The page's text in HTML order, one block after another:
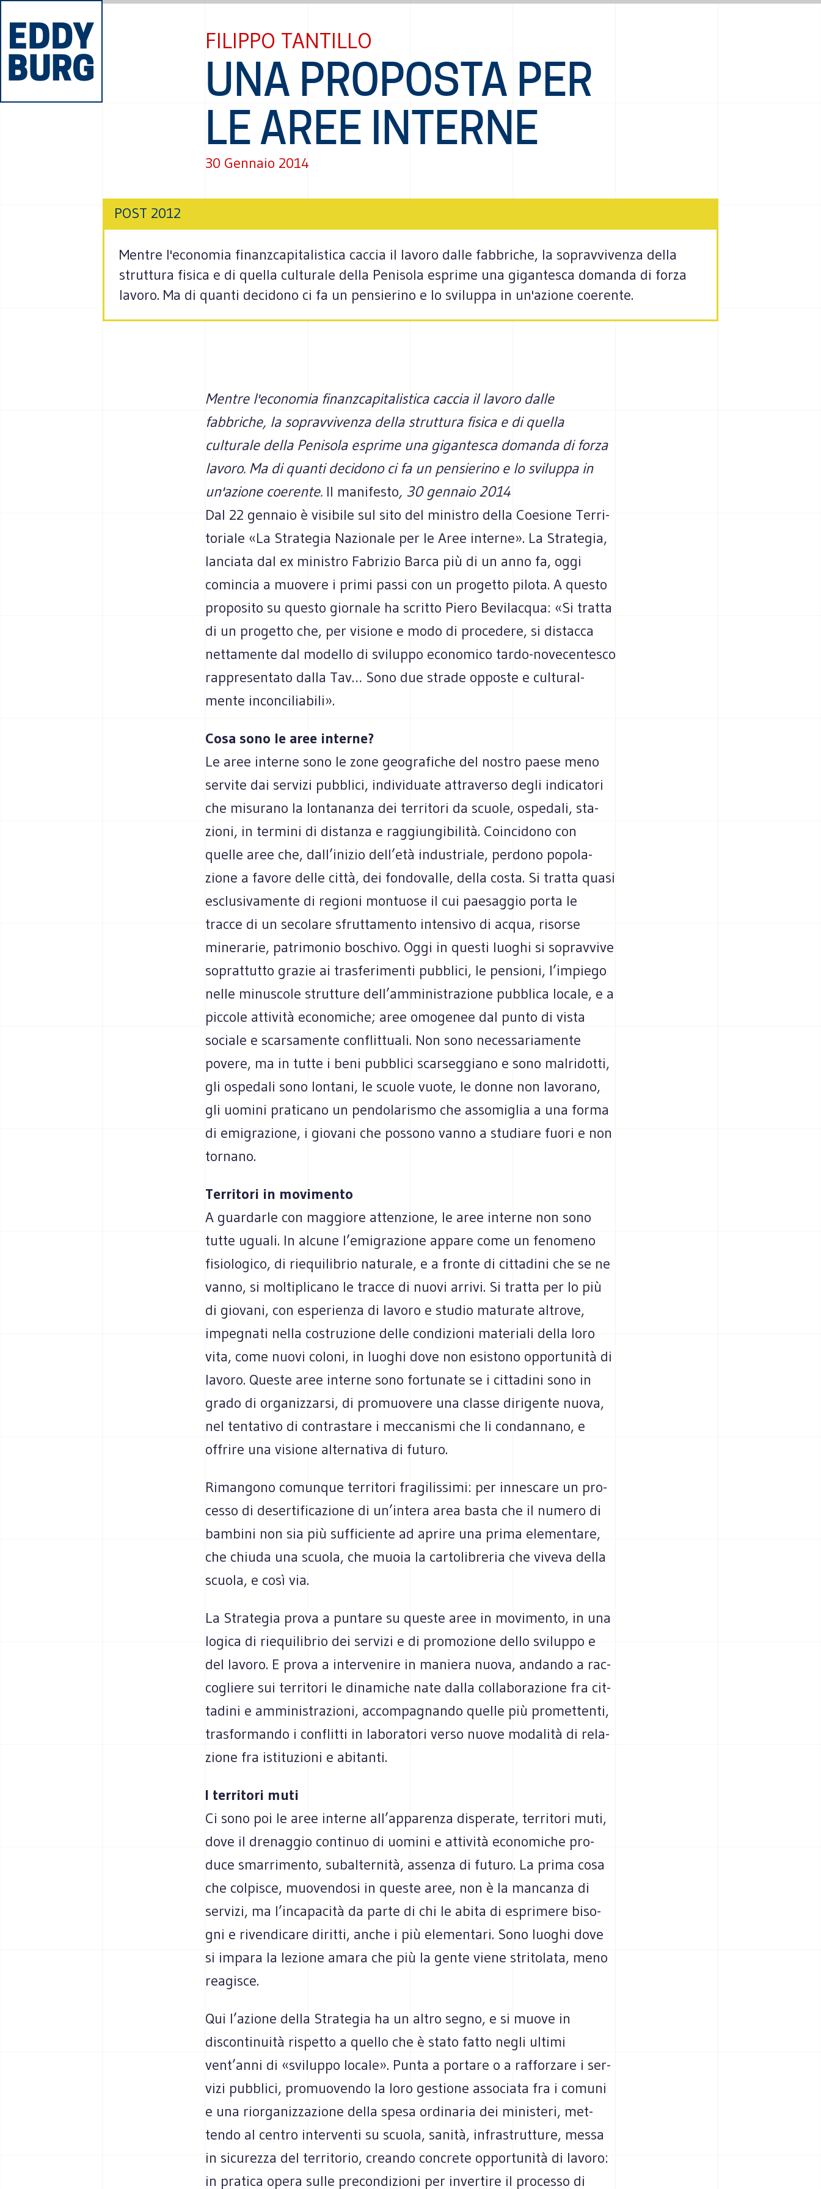
FILIPPO TANTILLO
UNA PROPOSTA PER
LE AREE INTERNE
30 Gennaio 2014
POST 2012
Mentre l'economia finanzcapitalistica caccia il lavoro dalle fabbriche, la sopravvivenza della
struttura fisica e di quella culturale della Penisola esprime una gigantesca domanda di forza
lavoro. Ma di quanti decidono ci fa un pensierino e lo sviluppa in un'azione coerente.
Mentre l'economia finanzcapitalistica caccia il lavoro dalle
fabbriche, la sopravvivenza della struttura fisica e di quella
culturale della Penisola esprime una gigantesca domanda di forza
lavoro. Ma di quanti decidono ci fa un pensierino e lo sviluppa in
un'azione coerente. Il manifesto, 30 gennaio 2014
Dal 22 gen­naio è visi­bile sul sito del mini­stro della Coe­sione Ter­ri­
to­riale «La Stra­te­gia Nazio­nale per le Aree interne». La Stra­te­gia,
lan­ciata dal ex mini­stro Fabri­zio Barca più di un anno fa, oggi
comin­cia a muo­vere i primi passi con un pro­getto pilota. A que­sto
pro­po­sito su que­sto gior­nale ha scritto Piero Bevi­lac­qua: «Si tratta
di un pro­getto che, per visione e modo di pro­ce­dere, si distacca
net­ta­mente dal modello di svi­luppo eco­no­mico tardo-novecentesco
rap­pre­sen­tato dalla Tav… Sono due strade oppo­ste e cul­tu­ral­
mente inconciliabili».
Cosa sono le aree interne?
Le aree interne sono le zone geo­gra­fi­che del nostro paese meno
ser­vite dai ser­vizi pub­blici, indi­vi­duate attra­verso degli indi­ca­tori
che misu­rano la lon­ta­nanza dei ter­ri­tori da scuole, ospe­dali, sta­
zioni, in ter­mini di distanza e rag­giun­gi­bi­lità. Coin­ci­dono con
quelle aree che, dall’inizio dell’età indu­striale, per­dono popo­la­
zione a favore delle città, dei fon­do­valle, della costa. Si tratta quasi
esclu­si­va­mente di regioni mon­tuose il cui pae­sag­gio porta le
tracce di un seco­lare sfrut­ta­mento inten­sivo di acqua, risorse
mine­ra­rie, patri­mo­nio boschivo. Oggi in que­sti luo­ghi si soprav­vive
soprat­tutto gra­zie ai tra­sfe­ri­menti pub­blici, le pen­sioni, l’impiego
nelle minu­scole strut­ture dell’amministrazione pub­blica locale, e a
pic­cole atti­vità eco­no­mi­che; aree omo­ge­nee dal punto di vista
sociale e scar­sa­mente con­flit­tuali. Non sono neces­sa­ria­mente
povere, ma in tutte i beni pub­blici scar­seg­giano e sono mal­ri­dotti,
gli ospe­dali sono lon­tani, le scuole vuote, le donne non lavo­rano,
gli uomini pra­ti­cano un pen­do­la­ri­smo che asso­mi­glia a una forma
di emi­gra­zione, i gio­vani che pos­sono vanno a stu­diare fuori e non
tornano.
Ter­ri­tori in movimento
A guar­darle con mag­giore atten­zione, le aree interne non sono
tutte uguali. In alcune l’emigrazione appare come un feno­meno
fisio­lo­gico, di rie­qui­li­brio natu­rale, e a fronte di cit­ta­dini che se ne
vanno, si mol­ti­pli­cano le tracce di nuovi arrivi. Si tratta per lo più
di gio­vani, con espe­rienza di lavoro e stu­dio matu­rate altrove,
impe­gnati nella costru­zione delle con­di­zioni mate­riali della loro
vita, come nuovi coloni, in luo­ghi dove non esi­stono oppor­tu­nità di
lavoro. Que­ste aree interne sono for­tu­nate se i cit­ta­dini sono in
grado di orga­niz­zarsi, di pro­muo­vere una classe diri­gente nuova,
nel ten­ta­tivo di con­tra­stare i mec­ca­ni­smi che li con­dan­nano, e
offrire una visione alter­na­tiva di futuro.
Riman­gono comun­que ter­ri­tori fra­gi­lis­simi: per inne­scare un pro­
cesso di deser­ti­fi­ca­zione di un’intera area basta che il numero di
bam­bini non sia più suf­fi­ciente ad aprire una prima elementare,
che chiuda una scuola, che muoia la car­to­li­bre­ria che viveva della
scuola, e così via.
La Stra­te­gia prova a pun­tare su que­ste aree in movi­mento, in una
logica di rie­qui­li­brio dei ser­vizi e di pro­mo­zione dello svi­luppo e
del lavoro. E prova a inter­ve­nire in maniera nuova, andando a rac­
co­gliere sui ter­ri­tori le dina­mi­che nate dalla col­la­bo­ra­zione fra cit­
ta­dini e ammi­ni­stra­zioni, accom­pa­gnando quelle più pro­met­tenti,
tra­sfor­mando i con­flitti in labo­ra­tori verso nuove moda­lità di rela­
zione fra isti­tu­zioni e abitanti.
I ter­ri­tori muti
Ci sono poi le aree interne all’apparenza dispe­rate, ter­ri­tori muti,
dove il dre­nag­gio con­ti­nuo di uomini e atti­vità eco­no­mi­che pro­
duce smar­ri­mento, subal­ter­nità, assenza di futuro. La prima cosa
che col­pi­sce, muo­ven­dosi in que­ste aree, non è la man­canza di
ser­vizi, ma l’incapacità da parte di chi le abita di espri­mere biso­
gni e riven­di­care diritti, anche i più ele­men­tari. Sono luo­ghi dove
si impara la lezione amara che più la gente viene stri­to­lata, meno
reagisce.
Qui l’azione della Stra­te­gia ha un altro segno, e si muove in
discon­ti­nuità rispetto a quello che è stato fatto negli ultimi
vent’anni di «svi­luppo locale». Punta a por­tare o a raf­for­zare i ser­
vizi pub­blici, pro­muo­vendo la loro gestione asso­ciata fra i comuni
e una rior­ga­niz­za­zione della spesa ordi­na­ria dei mini­steri, met­
tendo al cen­tro inter­venti su scuola, sanità, infra­strut­ture, messa
in sicu­rezza del ter­ri­to­rio, creando con­crete oppor­tu­nità di lavoro:
in pra­tica opera sulle pre­con­di­zioni per inver­tire il pro­cesso di